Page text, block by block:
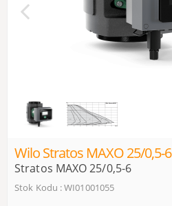
Wilo Stratos MAXO 25/0,5-6
Stratos MAXO 25/0,5-6
Stok Kodu : WI01001055